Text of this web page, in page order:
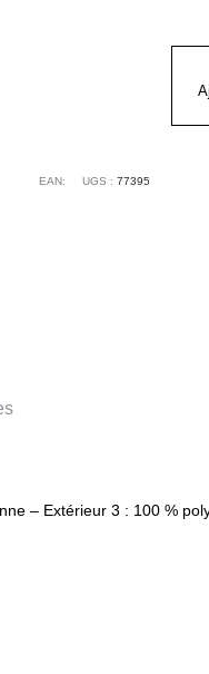
EAN: UGS : 77395
– Extérieur 3 : 100 %